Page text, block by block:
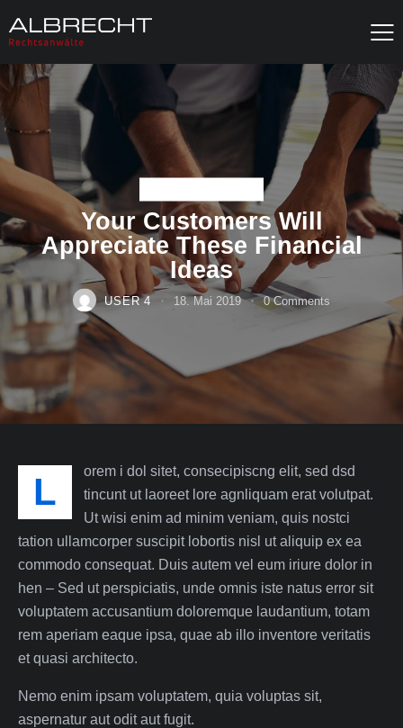
Your Customers Will
Appreciate These Financial
Ideas
USER 4 18. Mai 2019 0 Comments
L
orem i dol sitet, consecipiscng elit, sed dsd
tincunt ut laoreet lore agnliquam erat volutpat.
Ut wisi enim ad minim veniam, quis nostci
tation ullamcorper suscipit lobortis nisl ut aliquip ex ea
commodo consequat. Duis autem vel eum iriure dolor in
hen – Sed ut perspiciatis, unde omnis iste natus error sit
voluptatem accusantium doloremque laudantium, totam
rem aperiam eaque ipsa, quae ab illo inventore veritatis
et quasi architecto.
Nemo enim ipsam voluptatem, quia voluptas sit,
aspernatur aut odit aut fugit.